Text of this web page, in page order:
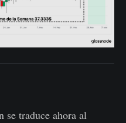
se traduce ahora al